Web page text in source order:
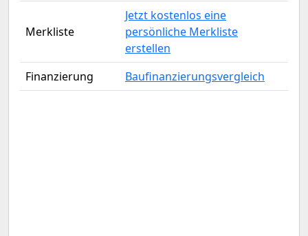
Merkliste
Jetzt kostenlos eine
persönliche Merkliste
erstellen
Finanzierung
Baufinanzierungsvergleich